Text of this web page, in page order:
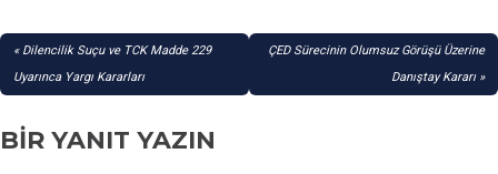
YAZI
GEZINMESI
Dilencilik Suçu ve TCK Madde 229
Uyarınca Yargı Kararları
ÇED Sürecinin Olumsuz Görüşü Üzerine
Danıştay Kararı
BIR YANIT YAZIN